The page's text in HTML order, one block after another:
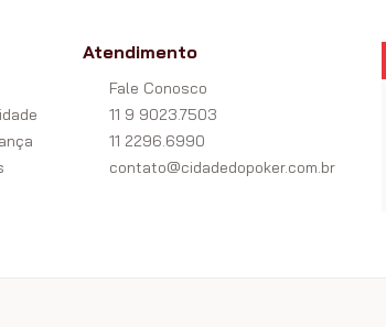
Atendimento
Fale Conosco
11 9 9023.7503
11 2296.6990
contato@cidadedopoker.com.br